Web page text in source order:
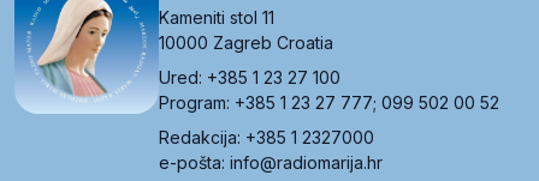
Kameniti stol 11
10000 Zagreb Croatia
Ured: +385 1 23 27 100
Program: +385 1 23 27 777; 099 502 00 52
Redakcija: +385 1 2327000
e-pošta: info@radiomarija.hr